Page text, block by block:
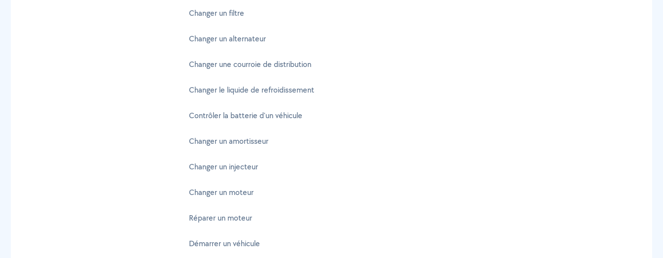
Changer un filtre
Changer un alternateur
Changer une courroie de distribution
Changer le liquide de refroidissement
Contrôler la batterie d'un véhicule
Changer un amortisseur
Changer un injecteur
Changer un moteur
Réparer un moteur
Démarrer un véhicule